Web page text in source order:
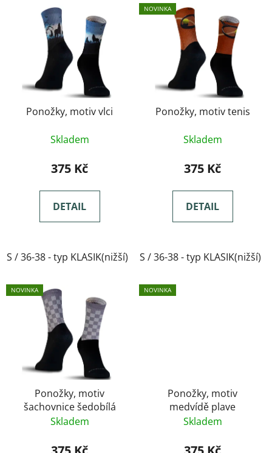
Ponožky, motiv vlci
Skladem
375 Kč
DETAIL
S / 36-38 - typ KLASIK(nižší) M / 39-41- typ KLASIK(nižší)
NOVINKA
Ponožky, motiv tenis
Skladem
375 Kč
DETAIL
S / 36-38 - typ KLASIK(nižší)
NOVINKA
Ponožky, motiv
šachovnice šedobílá
Skladem
NOVINKA
Ponožky, motiv
medvídě plave
Skladem